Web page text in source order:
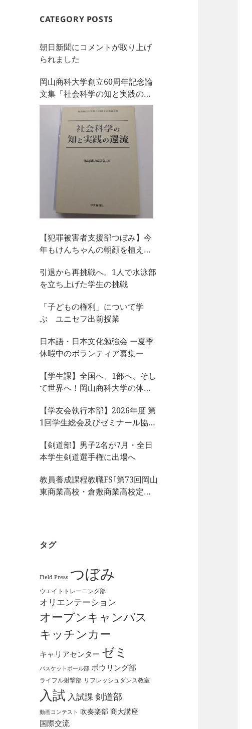
CATEGORY POSTS
朝日新聞にコメントが取り上げ
られました
岡山商科大学創立60周年記念論
文集「社会科学の知と実践の還
流」を刊行しました
【犯罪被害者支援部つぼみ】今
年もけんちゃんの朝顔を植えま
引退から再挑戦へ。1人で水泳部
を立ち上げた学生の挑戦
「子どもの権利」について学
ぶ ユニセフ出前授業
日本語・日本文化勉強会 ー夏季
休暇中のボランティア募集ー
【学生課】全国へ、1部へ、そし
て世界へ！岡山商科大学の体育
動！
【学友会執行本部】2026年度 第
1回学生総会及びゼミナール協議
ました！
【剣道部】男子2名が7月・全日
本学生剣道選手権に出場へ
教員養成課程教職FS｢第73回岡山
東商業高校・倉敷商業高校定期
タグ
Field Press つぼみ
ウエイトトレーニング部
オリエンテーション
オープンキャンパス
キッチンカー
キャリアセンター ゼミ
バスケットボール部 ボウリング部
ライフル射撃部 リフレッシュダンス教室
入試 入試課 剣道部
動画コンテスト 吹奏楽部 商大講座
国際交流